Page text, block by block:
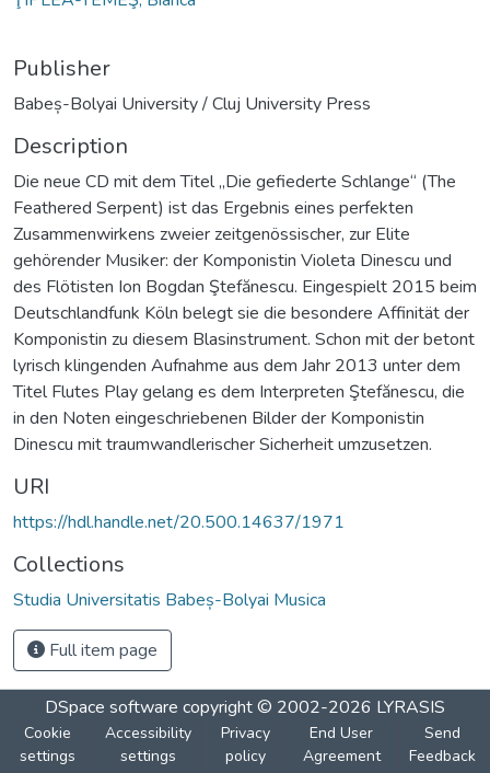
Publisher
Babeș-Bolyai University / Cluj University Press
Description
Die neue CD mit dem Titel „Die gefiederte Schlange“ (The
Feathered Serpent) ist das Ergebnis eines perfekten
Zusammenwirkens zweier zeitgenössischer, zur Elite
gehörender Musiker: der Komponistin Violeta Dinescu und
des Flötisten Ion Bogdan Ştefănescu. Eingespielt 2015 beim
Deutschlandfunk Köln belegt sie die besondere Affinität der
Komponistin zu diesem Blasinstrument. Schon mit der betont
lyrisch klingenden Aufnahme aus dem Jahr 2013 unter dem
Titel Flutes Play gelang es dem Interpreten Ştefănescu, die
in den Noten eingeschriebenen Bilder der Komponistin
Dinescu mit traumwandlerischer Sicherheit umzusetzen.
URI
https://hdl.handle.net/20.500.14637/1971
Collections
Studia Universitatis Babeș-Bolyai Musica
Full item page
DSpace software copyright © 2002-2026 LYRASIS
Cookie
settings
Accessibility
settings
Privacy
policy
End User
Agreement
Send
Feedback